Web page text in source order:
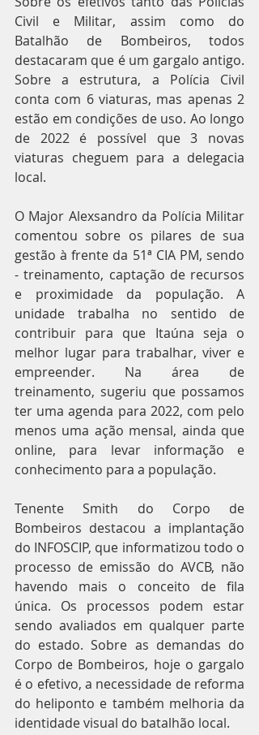
Civil e Militar, assim como do
Batalhão de Bombeiros, todos
destacaram que é um gargalo antigo.
Sobre a estrutura, a Polícia Civil
conta com 6 viaturas, mas apenas 2
estão em condições de uso. Ao longo
de 2022 é possível que 3 novas
viaturas cheguem para a delegacia
local.
O Major Alexsandro da Polícia Militar
comentou sobre os pilares de sua
gestão à frente da 51ª CIA PM, sendo
- treinamento, captação de recursos
e proximidade da população. A
unidade trabalha no sentido de
contribuir para que Itaúna seja o
melhor lugar para trabalhar, viver e
empreender. Na área de
treinamento, sugeriu que possamos
ter uma agenda para 2022, com pelo
menos uma ação mensal, ainda que
online, para levar informação e
conhecimento para a população.
Tenente Smith do Corpo de
Bombeiros destacou a implantação
do INFOSCIP, que informatizou todo o
processo de emissão do AVCB, não
havendo mais o conceito de fila
única. Os processos podem estar
sendo avaliados em qualquer parte
do estado. Sobre as demandas do
Corpo de Bombeiros, hoje o gargalo
é o efetivo, a necessidade de reforma
do heliponto e também melhoria da
identidade visual do batalhão local.